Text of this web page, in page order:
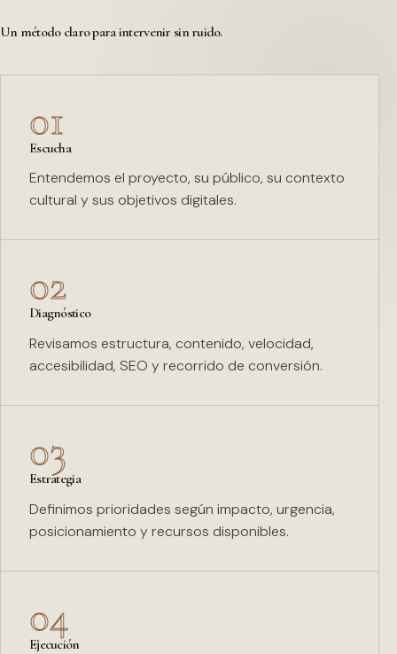
Un método claro para intervenir sin ruido.
01
Escucha
Entendemos el proyecto, su público, su contexto
cultural y sus objetivos digitales.
02
Diagnóstico
Revisamos estructura, contenido, velocidad,
accesibilidad, SEO y recorrido de conversión.
03
Estrategia
Definimos prioridades según impacto, urgencia,
posicionamiento y recursos disponibles.
04
Ejecución